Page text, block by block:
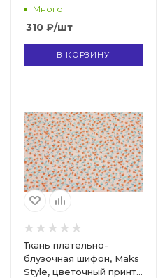
арт. SI-3778-18 D-
1013238 C-C
Много
310 ₽/шт
В КОРЗИНУ
Ткань плательно-
блузочная шифон, Maks
Style, цветочный принт,